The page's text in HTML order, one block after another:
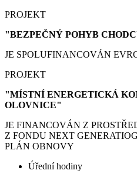
PROJEKT
"BEZPEČNÝ POHYB
JE SPOLUFINANCOVÁN
PROJEKT
"MÍSTNÍ ENERGETICKÁ
OLOVNICE"
JE FINANCOVÁN Z
Z FONDU NEXT
PLÁN OBNOVY
Úřední hodiny